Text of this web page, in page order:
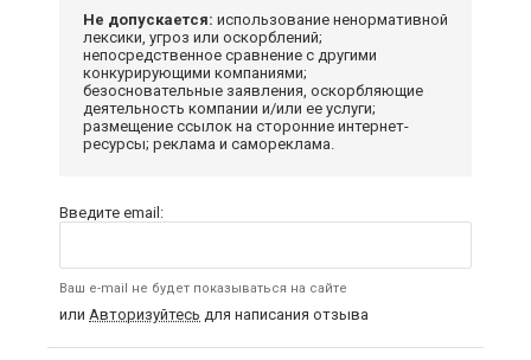
Не допускается: использование ненормативной
лексики, угроз или оскорблений;
непосредственное сравнение с другими
конкурирующими компаниями;
безосновательные заявления, оскорбляющие
деятельность компании и/или ее услуги;
размещение ссылок на сторонние интернет-
ресурсы; реклама и самореклама.
Введите email:
Ваш e-mail не будет показываться на сайте
или Авторизуйтесь для написания отзыва